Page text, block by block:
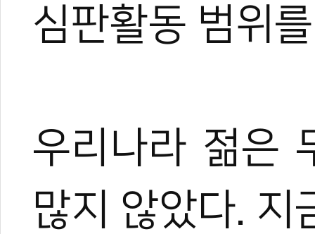
심판활동 범위
우리나라 젊은
많지 않았다. 지
#국제심판 #올림픽심판 #상임심판 #최용배 #파리올림픽
#도
0